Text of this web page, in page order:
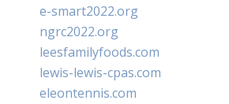
e-smart2022.org
ngrc2022.org
leesfamilyfoods.com
lewis-lewis-cpas.com
eleontennis.com